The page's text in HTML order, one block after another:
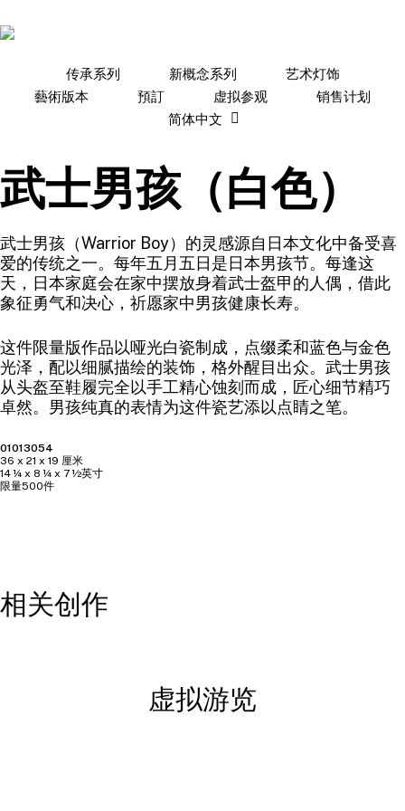
to
传承系列 新概念系列
艺术灯饰
藝術版本
預訂 虚拟参观
销售计划
简体中文
武士男孩（白色）
武士男孩（Warrior Boy）的灵感源自日本文化中备受喜
爱的传统之一。每年五月五日是日本男孩节。每逢这
天，日本家庭会在家中摆放身着武士盔甲的人偶，借此
象征勇气和决心，祈愿家中男孩健康长寿。
这件限量版作品以哑光白瓷制成，点缀柔和蓝色与金色
光泽，配以细腻描绘的装饰，格外醒目出众。武士男孩
从头盔至鞋履完全以手工精心蚀刻而成，匠心细节精巧
卓然。男孩纯真的表情为这件瓷艺添以点睛之笔。
01013054
36 x 21 x 19 厘米
14 ¼ x 8 ¼ x 7 ½英寸
限量500件
相关创作
虚拟游览